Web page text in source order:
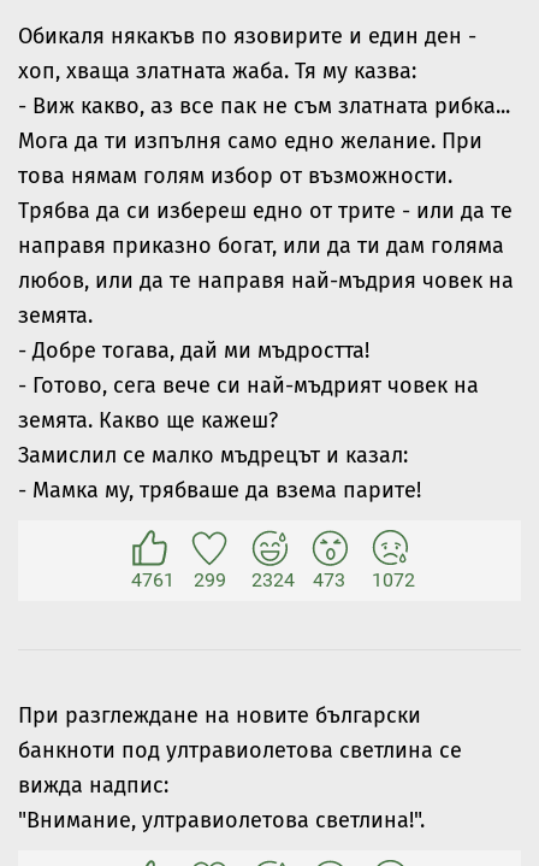
Обикаля някакъв по язовирите и един ден -
хоп, хваща златната жаба. Тя му казва:
- Виж какво, аз все пак не съм златната рибка...
Мога да ти изпълня само едно желание. При
това нямам голям избор от възможности.
Трябва да си избереш едно от трите - или да те
направя приказно богат, или да ти дам голяма
любов, или да те направя най-мъдрия човек на
земята.
- Добре тогава, дай ми мъдростта!
- Готово, сега вече си най-мъдрият човек на
земята. Какво ще кажеш?
Замислил се малко мъдрецът и казал:
- Мамка му, трябваше да взема парите!
4761 299 2324 473 1072
При разглеждане на новите български
банкноти под ултравиолетова светлина се
вижда надпис:
"Внимание, ултравиолетова светлина!".